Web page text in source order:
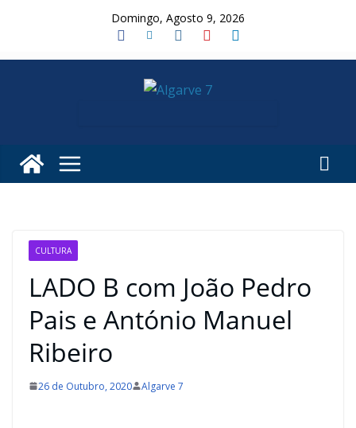
Domingo, Agosto 9, 2026
CULTURA
LADO B com João Pedro
Pais e António Manuel
Ribeiro
26 de Outubro, 2020 Algarve 7